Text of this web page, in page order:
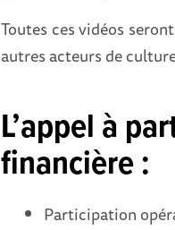
Toutes ces vidéos
autres acteurs de
L’appel à
financière :
Participation